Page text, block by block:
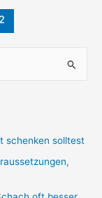
2
schenken solltest